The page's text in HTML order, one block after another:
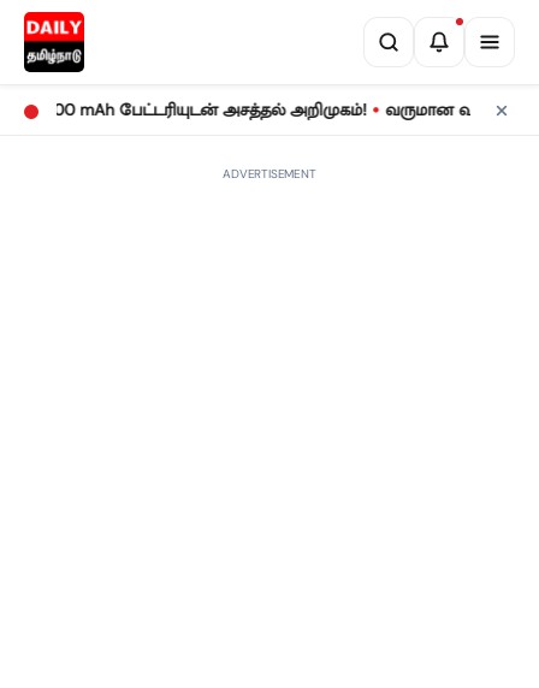
mAh பேட்டரியுடன் அசத்தல் அறிமுகம்! • வருமான வரிக் கணக்குத்
ADVERTISEMENT